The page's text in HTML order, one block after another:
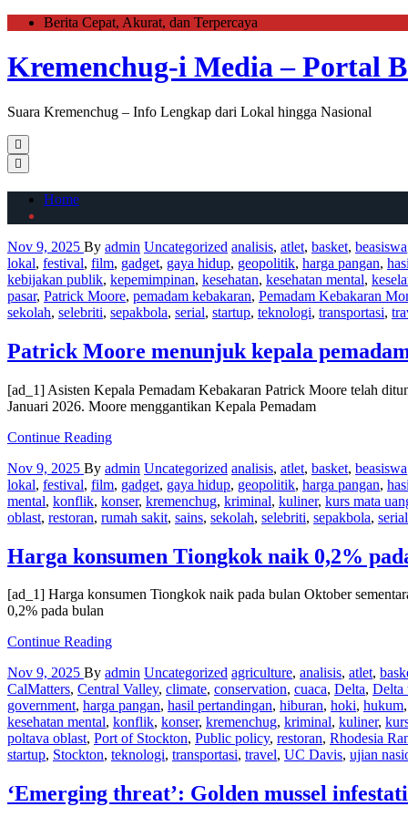
Skip
the
content
Berita Cepat, Akurat, dan Terpercaya
Kremenchug-i Media – Portal
Suara Kremenchug – Info Lengkap dari Lokal hingga Nasional
Primary
Menu
Home
Nov 9, 2025 By admin Uncategorized analisis, atlet, basket, beasiswa
lokal, festival, film, gadget, gaya hidup, geopolitik, harga pangan,
kebijakan publik, kepemimpinan, kesehatan, kesehatan mental,
pasar, Patrick Moore, pemadam kebakaran, Pemadam Kebakaran
sekolah, selebriti, sepakbola, serial, startup, teknologi, transportasi,
Patrick Moore menunjuk kepala
[ad_1] Asisten Kepala Pemadam Kebakaran Patrick Moore telah
Januari 2026. Moore menggantikan Kepala Pemadam
Continue ReadingPatrick
menunjuk
kepala
pemadam
kebakaran
berikutnya
Nov 9, 2025 By admin Uncategorized analisis, atlet, basket, beasiswa
lokal, festival, film, gadget, gaya hidup, geopolitik, harga pangan,
mental, konflik, konser, kremenchug, kriminal, kuliner, kurs mata
oblast, restoran, rumah sakit, sains, sekolah, selebriti, sepakbola, serial
Harga konsumen Tiongkok naik 0,2%
[ad_1] Harga konsumen Tiongkok naik pada bulan Oktober
0,2% pada bulan
Continue ReadingHarga
Tiongkok
naik
0,2%
pada
bulan
Oktober
tahun
sebelumnya
Nov 9, 2025 By admin Uncategorized agriculture, analisis, atlet,
CalMatters, Central Valley, climate, conservation, cuaca, Delta, Delta
government, harga pangan, hasil pertandingan, hiburan, hoki, hukum,
kesehatan mental, konflik, konser, kremenchug, kriminal, kuliner,
poltava oblast, Port of Stockton, Public policy, restoran, Rhodesia
startup, Stockton, teknologi, transportasi, travel, UC Davis, ujian
‘Emerging threat’: Golden mussel